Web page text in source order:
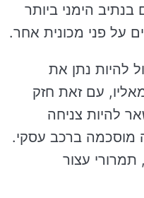
בנתיב הימני ביותר
על פני מכונית אחר.
להיות נתן את
עם זאת חזק
להיות צניחה
מוסכמה ברכב עסקי.
תמרורי עצור